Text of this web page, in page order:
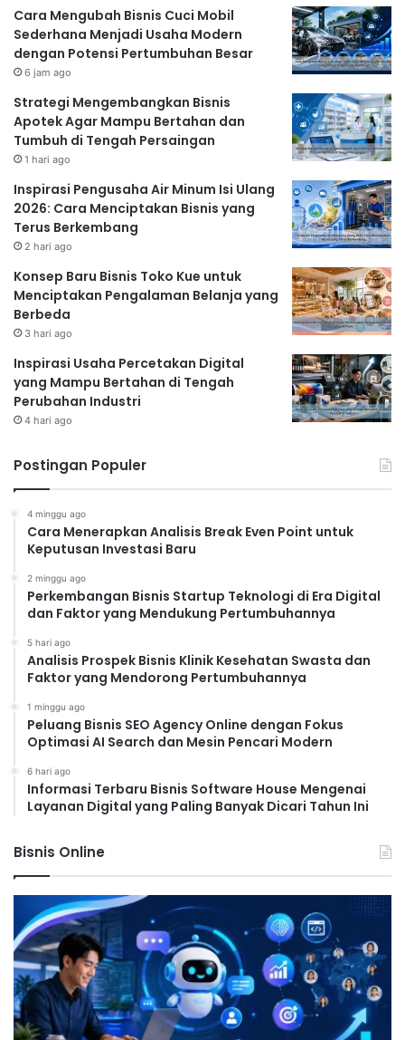
Cara Mengubah Bisnis Cuci Mobil
Sederhana Menjadi Usaha Modern
dengan Potensi Pertumbuhan Besar
6 jam ago
Strategi Mengembangkan Bisnis
Apotek Agar Mampu Bertahan dan
Tumbuh di Tengah Persaingan
1 hari ago
Inspirasi Pengusaha Air Minum Isi Ulang
2026: Cara Menciptakan Bisnis yang
Terus Berkembang
2 hari ago
Konsep Baru Bisnis Toko Kue untuk
Menciptakan Pengalaman Belanja yang
Berbeda
3 hari ago
Inspirasi Usaha Percetakan Digital
yang Mampu Bertahan di Tengah
Perubahan Industri
4 hari ago
Postingan Populer
4 minggu ago
Cara Menerapkan Analisis Break Even Point untuk
Keputusan Investasi Baru
2 minggu ago
Perkembangan Bisnis Startup Teknologi di Era Digital
dan Faktor yang Mendukung Pertumbuhannya
5 hari ago
Analisis Prospek Bisnis Klinik Kesehatan Swasta dan
Faktor yang Mendorong Pertumbuhannya
1 minggu ago
Peluang Bisnis SEO Agency Online dengan Fokus
Optimasi AI Search dan Mesin Pencari Modern
6 hari ago
Informasi Terbaru Bisnis Software House Mengenai
Layanan Digital yang Paling Banyak Dicari Tahun Ini
Bisnis Online